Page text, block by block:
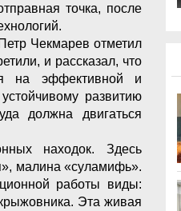
точка, после
Чекмарев отметил
и рассказал, что
на эффективной и
развитию
должна двигаться
находок. Здесь
малина «суламифь».
работы виды:
Эта живая